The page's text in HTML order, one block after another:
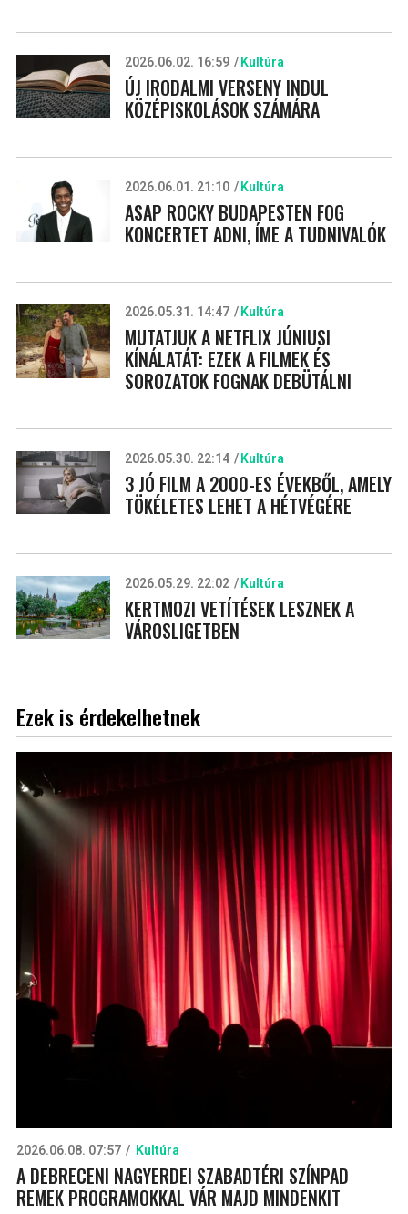
2026.06.02. 16:59 Kultúra
ÚJ IRODALMI VERSENY INDUL
KÖZÉPISKOLÁSOK SZÁMÁRA
2026.06.01. 21:10 Kultúra
ASAP ROCKY BUDAPESTEN FOG
KONCERTET ADNI, ÍME A TUDNIVALÓK
2026.05.31. 14:47 Kultúra
MUTATJUK A NETFLIX JÚNIUSI
KÍNÁLATÁT: EZEK A FILMEK ÉS
SOROZATOK FOGNAK DEBÜTÁLNI
2026.05.30. 22:14 Kultúra
3 JÓ FILM A 2000-ES ÉVEKBŐL, AMELY
TÖKÉLETES LEHET A HÉTVÉGÉRE
2026.05.29. 22:02 Kultúra
KERTMOZI VETÍTÉSEK LESZNEK A
VÁROSLIGETBEN
Ezek is érdekelhetnek
2026.06.08. 07:57 Kultúra
A DEBRECENI NAGYERDEI SZABADTÉRI SZÍNPAD
REMEK PROGRAMOKKAL VÁR MAJD MINDENKIT